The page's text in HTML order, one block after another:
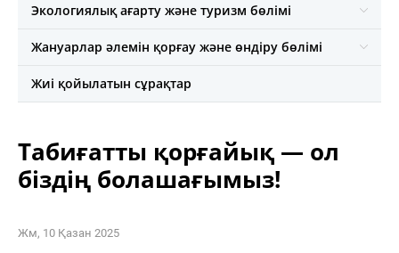
Экологиялық ағарту және туризм бөлімі
Жануарлар әлемін қорғау және өндіру бөлімі
Жиі қойылатын сұрақтар
Табиғатты қорғайық — ол
біздің болашағымыз!
Жм, 10 Қазан 2025